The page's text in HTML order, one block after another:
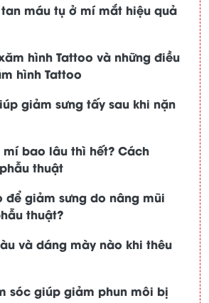
máu tụ ở mí mắt hiệu quả
hình Tattoo và những điều
hình Tattoo
giảm sưng tấy sau khi nặn
mí bao lâu thì hết? Cách
thuật
để giảm sưng do nâng mũi
thuật?
và dáng mày nào khi thêu
sóc giúp giảm phun môi bị